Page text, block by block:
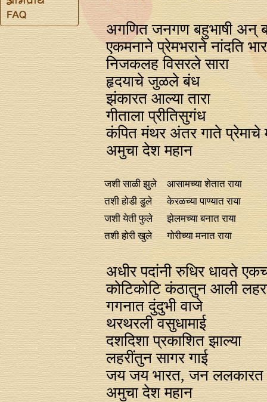
अगणित जनगण बहुभाषी अन्‌
एकमनाने प्रेमभराने नांदति
निजकलह विसरले सारा
हृदयाचे जुळले बंध
झंकारत आल्या तारा
गीताला प्रीतिसुगंध
कंपित मंथर अंतर गाते प्रेमाचे
अमुचा देश महान
जशी साळी झुले
आसामच्या शेतात राया
तशी होडी डुले
केरळच्या पाण्यात राया
जशी येती फुले
झेलमच्या बनात राया
तशी होरी खुले
गोरीच्या मनात राया
अधीर पदांनी रुधिर धावते
कोटिकोटि कंठातुन आली
गगनात दुंदुभी वाजे
थरथरली वसुधामाई
दशदिशा प्रकाशित झाल्या
लहरींतुन सागर गाई
जय जय भारत, जन ललकारत
अमुचा देश महान